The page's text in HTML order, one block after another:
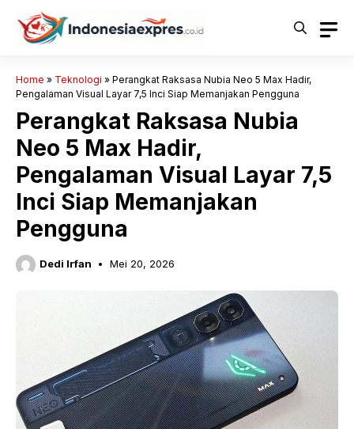
Langsung
Home » Teknologi » Perangkat Raksasa Nubia Neo 5 Max Hadir,
Pengalaman Visual Layar 7,5 Inci Siap Memanjakan Pengguna
Perangkat Raksasa Nubia
Neo 5 Max Hadir,
Pengalaman Visual Layar 7,5
Inci Siap Memanjakan
Pengguna
Dedi Irfan Mei 20, 2026